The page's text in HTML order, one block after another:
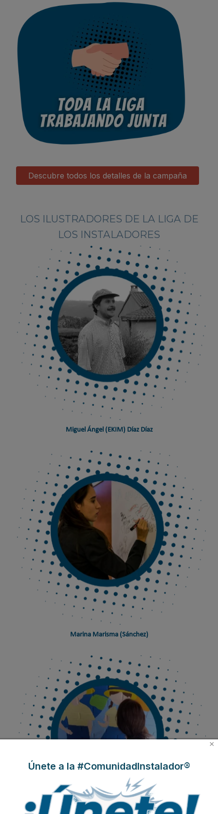
Descubre todos los detalles de la campaña
LOS ILUSTRADORES DE LA LIGA DE
LOS INSTALADORES
Miguel Ángel (EKIM) Díaz Díaz
Marina Marisma (Sánchez)
×
Únete a la #ComunidadInstalador®